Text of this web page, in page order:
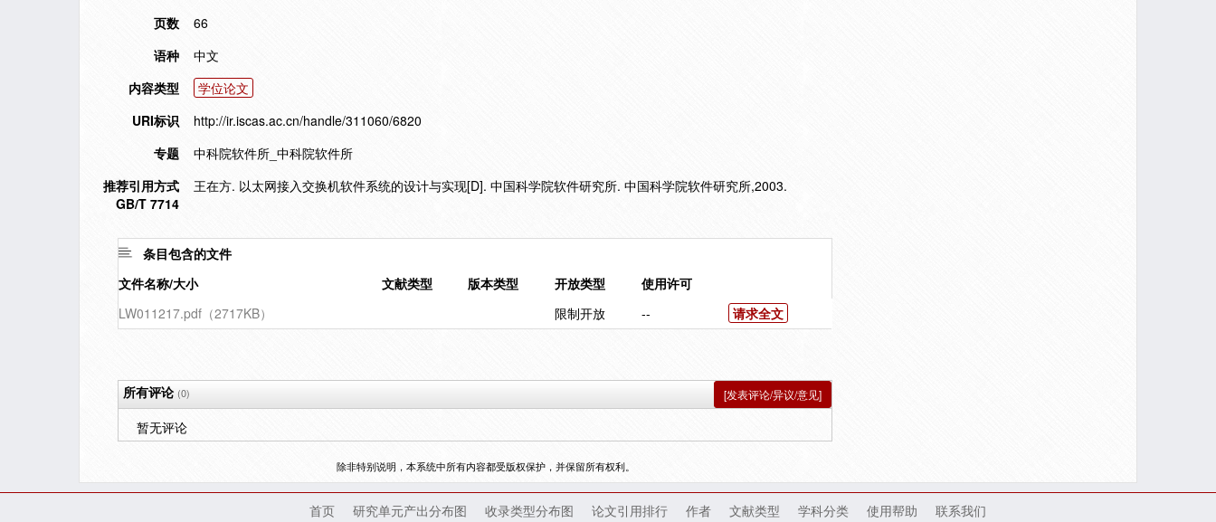
页数
66
语种
中文
内容类型
学位论文
URI标识
http://ir.iscas.ac.cn/handle/311060/6820
专题
中科院软件所_中科院软件所
推荐引用方式
GB/T 7714
王在方. 以太网接入交换机软件系统的设计与实现[D]. 中国科学院软件研究所. 中国科学院软件研究所,2003.
条目包含的文件
文件名称/大小
文献类型 版本类型 开放类型
使用许可
LW011217.pdf（2717KB）
限制开放 -- 请求全文
所有评论(0) [发表评论/异议/意见]
暂无评论
除非特别说明，本系统中所有内容都受版权保护，并保留所有权利。
首页 研究单元产出分布图 收录类型分布图 论文引用排行 作者 文献类型 学科分类 使用帮助 联系我们